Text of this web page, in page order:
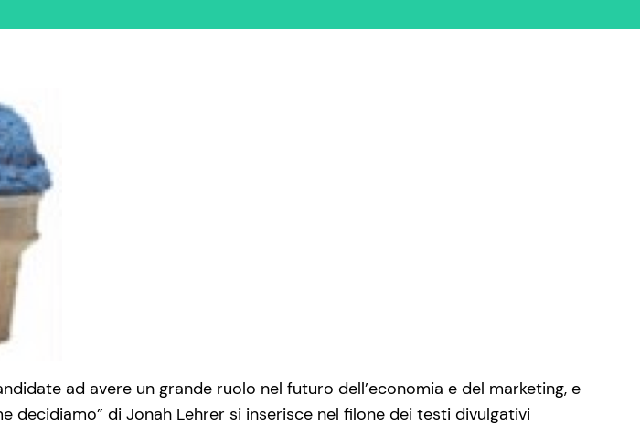
ad avere un grande ruolo nel futuro dell’economia e del marketing, e
decidiamo” di Jonah Lehrer si inserisce nel filone dei testi divulgativi